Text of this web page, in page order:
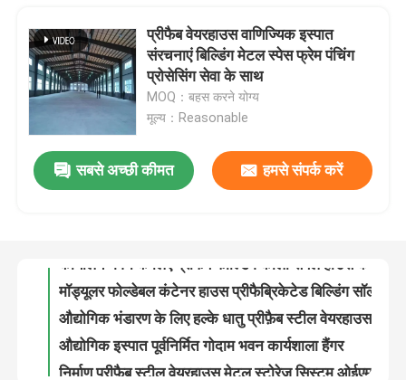
घर
उत्पादों
हमारे बारे में
गुणवत्ता नियंत्रण
संपर्क करें
प्रीफैब वेयरहाउस वाणिज्यिक इस्पात
संरचनाएं बिल्डिंग मेटल स्पेस फ्रेम पंचिंग
प्रोसेसिंग सेवा के साथ
MOQ：बहस करने योग्य
मूल्य：Reasonable
सबसे अच्छी कीमत हमसे संपर्क करें
इंसुलेटेड स्टील प्रीफैब फोल्डिंग कंटेनर हाउस कोलैप्सिबल कंटेनर होम
औद्योगिक इस्पात पूर्वनिर्मित गोदाम भवन कार्यशाला हैंगर
निर्माण प्रीफ़ैब स्टील वेयरहाउस मेटल स्टोरेज सिस्टम ओईएम